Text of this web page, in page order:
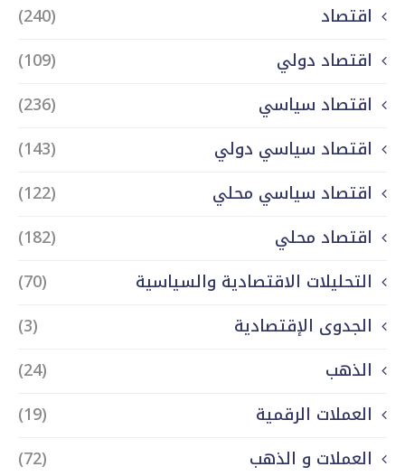
اقتصاد
(240)
اقتصاد دولي
(109)
اقتصاد سياسي
(236)
اقتصاد سياسي دولي
(143)
اقتصاد سياسي محلي
(122)
اقتصاد محلي
(182)
التحليلات الاقتصادية والسياسية
(70)
الجدوى الإقتصادية
(3)
الذهب
(24)
العملات الرقمية
(19)
العملات و الذهب
(72)